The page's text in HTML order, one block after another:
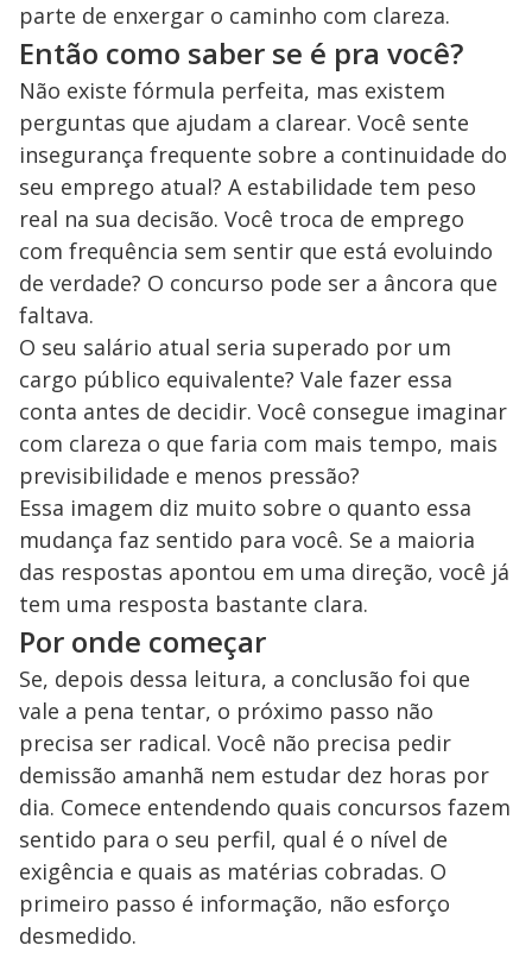
parte de enxergar o caminho com clareza.
Então como saber se é pra você?
Não existe fórmula perfeita, mas existem
perguntas que ajudam a clarear. Você sente
insegurança frequente sobre a continuidade do
seu emprego atual? A estabilidade tem peso
real na sua decisão. Você troca de emprego
com frequência sem sentir que está evoluindo
de verdade? O concurso pode ser a âncora que
faltava.
O seu salário atual seria superado por um
cargo público equivalente? Vale fazer essa
conta antes de decidir. Você consegue imaginar
com clareza o que faria com mais tempo, mais
previsibilidade e menos pressão?
Essa imagem diz muito sobre o quanto essa
mudança faz sentido para você. Se a maioria
das respostas apontou em uma direção, você já
tem uma resposta bastante clara.
Por onde começar
Se, depois dessa leitura, a conclusão foi que
vale a pena tentar, o próximo passo não
precisa ser radical. Você não precisa pedir
demissão amanhã nem estudar dez horas por
dia. Comece entendendo quais concursos fazem
sentido para o seu perfil, qual é o nível de
exigência e quais as matérias cobradas. O
primeiro passo é informação, não esforço
desmedido.